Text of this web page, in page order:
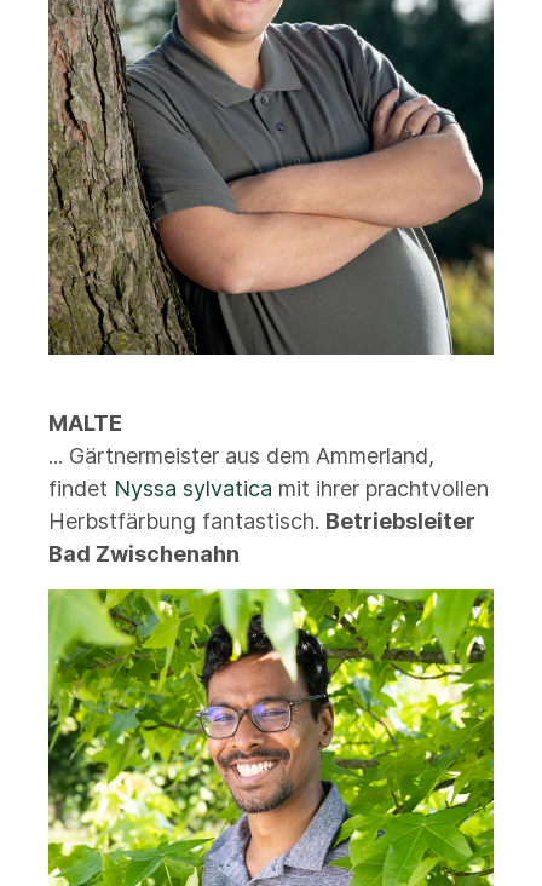
MALTE
... Gärtnermeister aus dem Ammerland,
findet Nyssa sylvatica mit ihrer prachtvollen
Herbstfärbung fantastisch. Betriebsleiter
Bad Zwischenahn